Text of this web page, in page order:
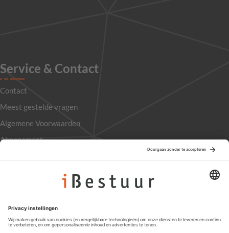
Service & Contact
Contact
Meest gestelde vragen
Algemene Voorwaarden
Abonnement
Privacyinstellingen